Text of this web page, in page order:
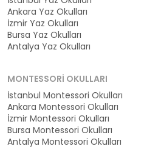
Ankara Yaz Okulları
İzmir Yaz Okulları
Bursa Yaz Okulları
Antalya Yaz Okulları
MONTESSORI OKULLARI
İstanbul Montessori Okulları
Ankara Montessori Okulları
İzmir Montessori Okulları
Bursa Montessori Okulları
Antalya Montessori Okulları